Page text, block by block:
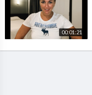
00:01:21